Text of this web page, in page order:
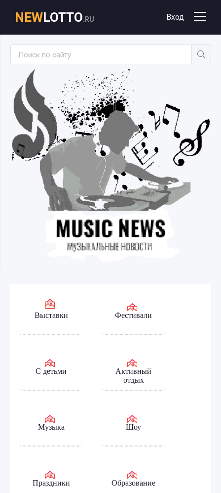
NEWLOTTO.RU Вход
Выставки Фестивали
С детьми
Активный
отдых
Музыка Шоу
Праздники Образование